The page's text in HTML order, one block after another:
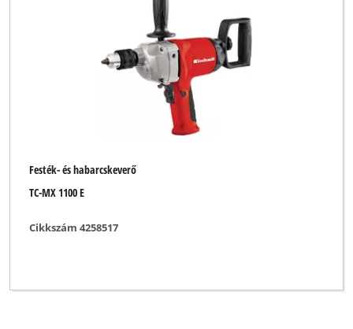
Festék- és habarcskeverő
TC-MX 1100 E
Cikkszám 4258517